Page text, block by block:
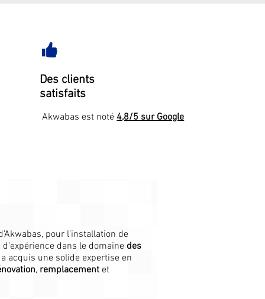
Des clients
satisfaits
Akwabas est noté 4,8/5 sur Google
pour l'installation de
dans le domaine des
acquis une solide expertise en
, remplacement et